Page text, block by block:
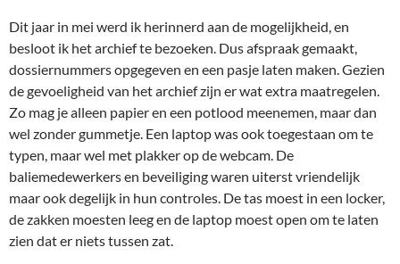
Dit jaar in mei werd ik herinnerd aan de mogelijkheid, en
besloot ik het archief te bezoeken. Dus afspraak gemaakt,
dossiernummers opgegeven en een pasje laten maken. Gezien
de gevoeligheid van het archief zijn er wat extra maatregelen.
Zo mag je alleen papier en een potlood meenemen, maar dan
wel zonder gummetje. Een laptop was ook toegestaan om te
typen, maar wel met plakker op de webcam. De
baliemedewerkers en beveiliging waren uiterst vriendelijk
maar ook degelijk in hun controles. De tas moest in een locker,
de zakken moesten leeg en de laptop moest open om te laten
zien dat er niets tussen zat.